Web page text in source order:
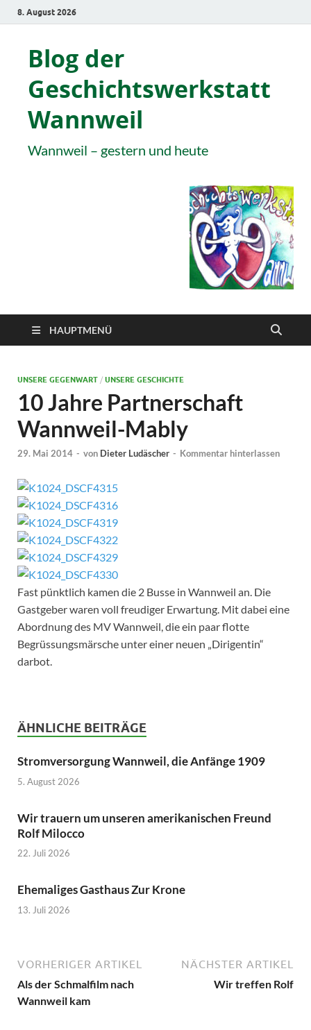
8. August 2026
Blog der
Geschichtswerkstatt
Wannweil
Wannweil – gestern und heute
HAUPTMENÜ
UNSERE GEGENWART / UNSERE GESCHICHTE
10 Jahre Partnerschaft
Wannweil-Mably
29. Mai 2014 - von Dieter Ludäscher - Kommentar hinterlassen
Fast pünktlich kamen die 2 Busse in Wannweil an. Die
Gastgeber waren voll freudiger Erwartung. Mit dabei eine
Abordnung des MV Wannweil, die ein paar flotte
Begrüssungsmärsche unter einer neuen „Dirigentin“
darbot.
ÄHNLICHE BEITRÄGE
Stromversorgung Wannweil, die Anfänge 1909
5. August 2026
Wir trauern um unseren amerikanischen Freund
Rolf Milocco
22. Juli 2026
Ehemaliges Gasthaus Zur Krone
13. Juli 2026
VORHERIGER ARTIKEL
Als der Schmalfilm nach
Wannweil kam
NÄCHSTER ARTIKEL
Wir treffen Rolf